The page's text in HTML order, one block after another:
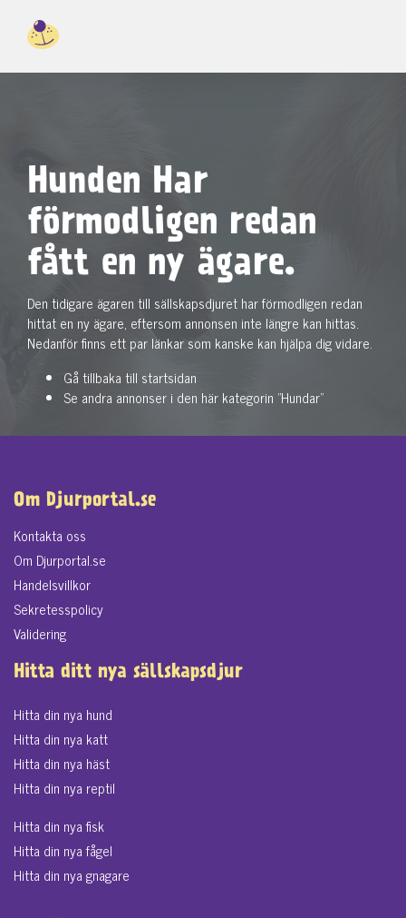
Hunden Har
förmodligen redan
fått en ny ägare.
Den tidigare ägaren till sällskapsdjuret har förmodligen redan
hittat en ny ägare, eftersom annonsen inte längre kan hittas.
Nedanför finns ett par länkar som kanske kan hjälpa dig vidare.
Gå tillbaka till startsidan
Se andra annonser i den här kategorin "Hundar"
Om Djurportal.se
Kontakta oss
Om Djurportal.se
Handelsvillkor
Sekretesspolicy
Validering
Hitta ditt nya sällskapsdjur
Hitta din nya hund
Hitta din nya katt
Hitta din nya häst
Hitta din nya reptil
Hitta din nya fisk
Hitta din nya fågel
Hitta din nya gnagare